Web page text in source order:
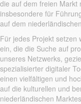
die auf dem freien Markt
insbesondere für
auf dem
Für jedes Projekt setzen
ein, die die Suche auf
unseres Netzwerks,
spezialisierter digitaler
einen vielfältigen und
auf die kulturellen und
niederländischen